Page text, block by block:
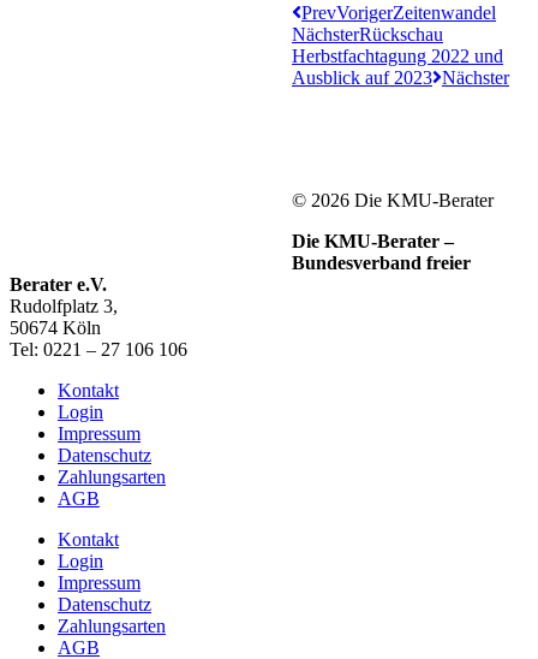
PrevVorigerZeitenwandel
NächsterRückschau
Herbstfachtagung 2022 und
Ausblick auf 2023 Nächster
© 2026 Die KMU-Berater
Die KMU-Berater –
Bundesverband freier
Berater e.V.
Rudolfplatz 3,
50674 Köln
Tel: 0221 – 27 106 106
Kontakt
Login
Impressum
Datenschutz
Zahlungsarten
AGB
Kontakt
Login
Impressum
Datenschutz
Zahlungsarten
AGB